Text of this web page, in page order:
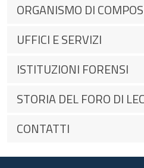
ORGANISMO DI
UFFICI E SERVIZI
ISTITUZIONI FORENSI
STORIA DEL FORO DI
CONTATTI